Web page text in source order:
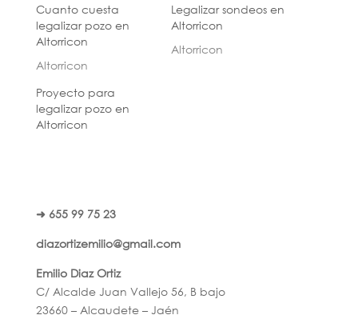
Cuanto cuesta
legalizar pozo en
Altorricon
Altorricon
Legalizar sondeos en
Altorricon
Altorricon
Proyecto para
legalizar pozo en
Altorricon
➜ 655 99 75 23
diazortizemilio@gmail.com
Emilio Diaz Ortiz
C/ Alcalde Juan Vallejo 56, B bajo
23660 – Alcaudete – Jaén